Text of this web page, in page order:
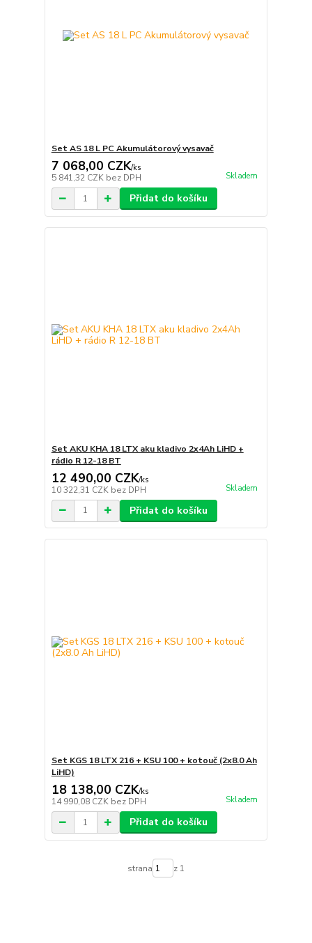
Set AS 18 L PC Akumulátorový vysavač
7 068,00 CZK/ks
5 841,32 CZK bez DPH Skladem
Přidat do košíku
Set AKU KHA 18 LTX aku kladivo 2x4Ah LiHD +
rádio R 12-18 BT
12 490,00 CZK/ks
10 322,31 CZK bez DPH Skladem
Přidat do košíku
Set KGS 18 LTX 216 + KSU 100 + kotouč (2x8.0 Ah
LiHD)
18 138,00 CZK/ks
14 990,08 CZK bez DPH Skladem
Přidat do košíku
strana z 1